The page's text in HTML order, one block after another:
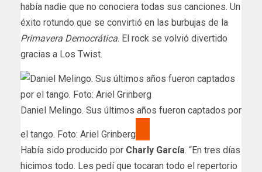
había nadie que no conociera todas sus canciones. Un
éxito rotundo que se convirtió en las burbujas de la
Primavera Democrática. El rock se volvió divertido
gracias a Los Twist.
Daniel Melingo. Sus últimos años fueron captados por
el tango. Foto: Ariel Grinberg
Había sido producido por Charly García. “En tres días
hicimos todo. Les pedí que tocaran todo el repertorio